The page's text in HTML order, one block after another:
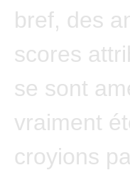
bref, des
scores
se sont
vraiment
croyions